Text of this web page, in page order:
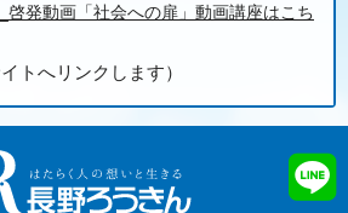
啓発動画「社会への扉」動画講座はこち
トへリンクします）